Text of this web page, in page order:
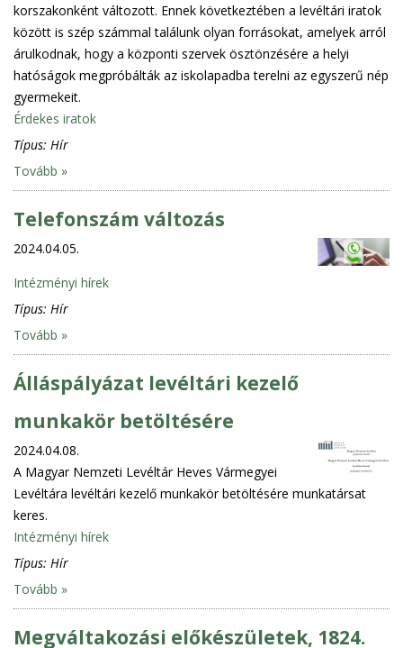
korszakonként változott. Ennek következtében a levéltári iratok
között is szép számmal találunk olyan forrásokat, amelyek arról
árulkodnak, hogy a központi szervek ösztönzésére a helyi
hatóságok megpróbálták az iskolapadba terelni az egyszerű nép
gyermekeit.
Érdekes iratok
Típus: Hír
Tovább »
Telefonszám változás
2024.04.05.
Intézményi hírek
Típus: Hír
Tovább »
Álláspályázat levéltári kezelő
munkakör betöltésére
2024.04.08.
A Magyar Nemzeti Levéltár Heves Vármegyei
Levéltára levéltári kezelő munkakör betöltésére munkatársat
keres.
Intézményi hírek
Típus: Hír
Tovább »
Megváltakozási előkészületek, 1824.